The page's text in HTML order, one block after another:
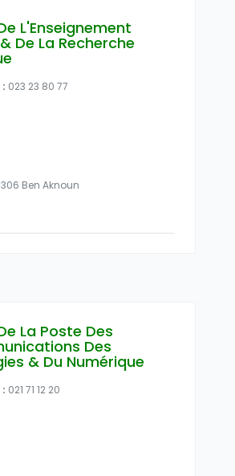
L'Enseignement
De La Recherche
023 23 80 77
Ben Aknoun
La Poste Des
Des
& Du Numérique
021 71 12 20